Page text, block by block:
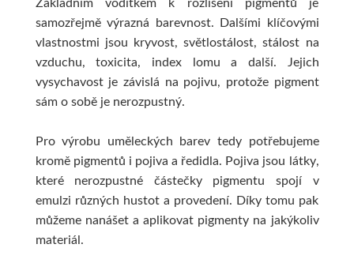
samozřejmě výrazná barevnost. Dalšími klíčovými
vlastnostmi jsou kryvost, světlostálost, stálost na
vzduchu, toxicita, index lomu a další. Jejich
vysychavost je závislá na pojivu, protože pigment
sám o sobě je nerozpustný.
Pro výrobu uměleckých barev tedy potřebujeme
kromě pigmentů i pojiva a ředidla. Pojiva jsou látky,
které nerozpustné částečky pigmentu spojí v
emulzi různých hustot a provedení. Díky tomu pak
můžeme nanášet a aplikovat pigmenty na jakýkoliv
materiál.